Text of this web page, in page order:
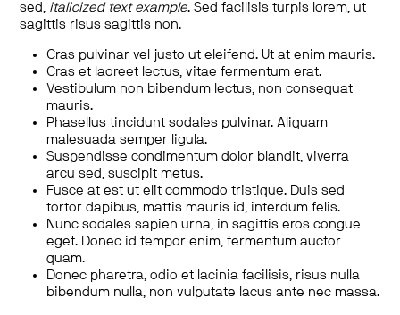
sed, italicized text example. Sed facilisis turpis lorem, ut
sagittis risus sagittis non.
Cras pulvinar vel justo ut eleifend. Ut at enim mauris.
Cras et laoreet lectus, vitae fermentum erat.
Vestibulum non bibendum lectus, non consequat
mauris.
Phasellus tincidunt sodales pulvinar. Aliquam
malesuada semper ligula.
Suspendisse condimentum dolor blandit, viverra
arcu sed, suscipit metus.
Fusce at est ut elit commodo tristique. Duis sed
tortor dapibus, mattis mauris id, interdum felis.
Nunc sodales sapien urna, in sagittis eros congue
eget. Donec id tempor enim, fermentum auctor
quam.
Donec pharetra, odio et lacinia facilisis, risus nulla
bibendum nulla, non vulputate lacus ante nec massa.